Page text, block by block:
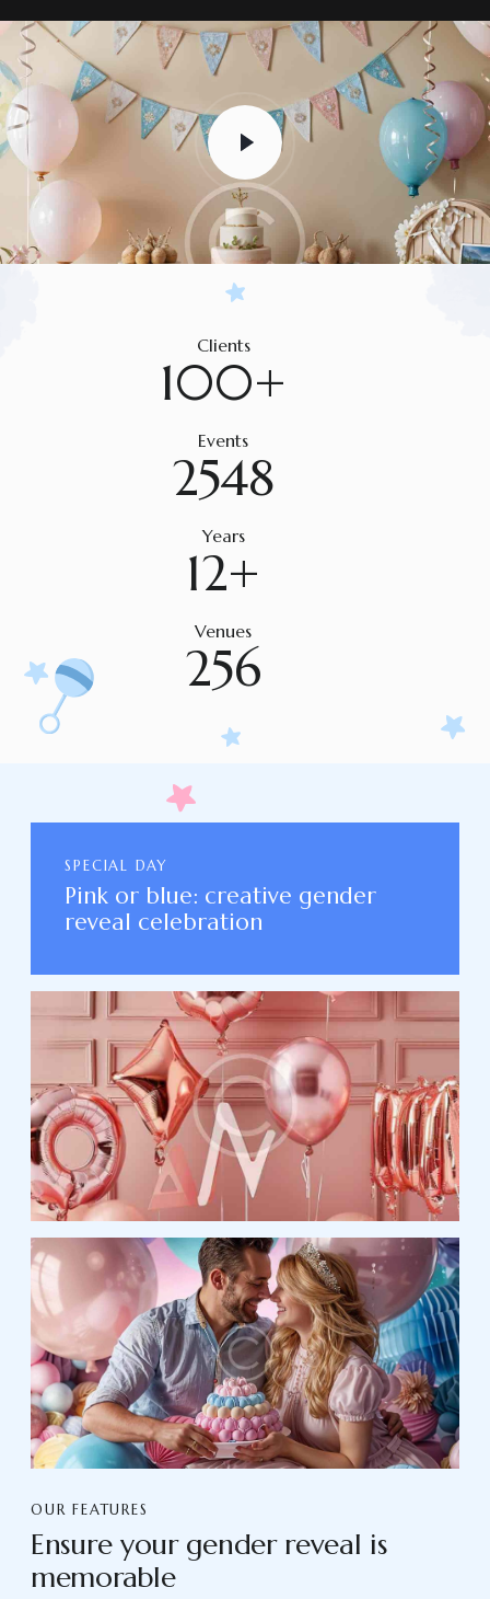
Clients
100+
Events
2548
Years
12+
Venues
256
SPECIAL DAY
Pink or blue: creative gender
reveal celebration
OUR FEATURES
Ensure your gender reveal is
memorable